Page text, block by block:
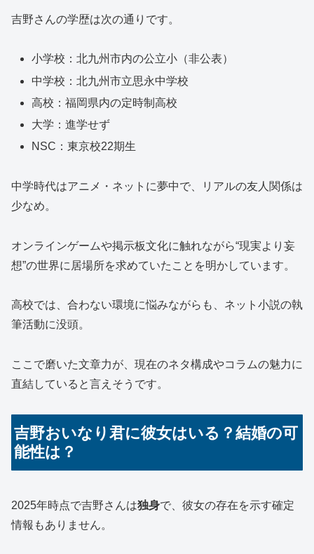
吉野さんの学歴は次の通りです。
小学校：北九州市内の公立小（非公表）
中学校：北九州市立思永中学校
高校：福岡県内の定時制高校
大学：進学せず
NSC：東京校22期生
中学時代はアニメ・ネットに夢中で、リアルの友人関係は
少なめ。
オンラインゲームや掲示板文化に触れながら“現実より妄
想”の世界に居場所を求めていたことを明かしています。
高校では、合わない環境に悩みながらも、ネット小説の執
筆活動に没頭。
ここで磨いた文章力が、現在のネタ構成やコラムの魅力に
直結していると言えそうです。
吉野おいなり君に彼女はいる？結婚の可
能性は？
2025年時点で吉野さんは独身で、彼女の存在を示す確定
情報もありません。